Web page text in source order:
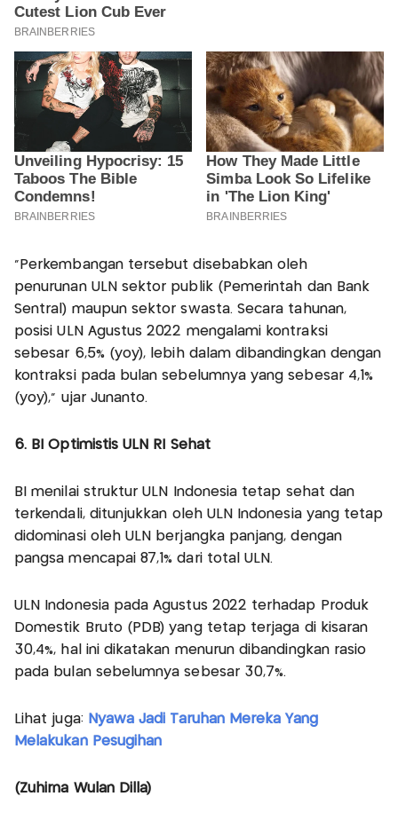
"Perkembangan tersebut disebabkan oleh
penurunan ULN sektor publik (Pemerintah dan Bank
Sentral) maupun sektor swasta. Secara tahunan,
posisi ULN Agustus 2022 mengalami kontraksi
sebesar 6,5% (yoy), lebih dalam dibandingkan dengan
kontraksi pada bulan sebelumnya yang sebesar 4,1%
(yoy)," ujar Junanto.
6. BI Optimistis ULN RI Sehat
BI menilai struktur ULN Indonesia tetap sehat dan
terkendali, ditunjukkan oleh ULN Indonesia yang tetap
didominasi oleh ULN berjangka panjang, dengan
pangsa mencapai 87,1% dari total ULN.
ULN Indonesia pada Agustus 2022 terhadap Produk
Domestik Bruto (PDB) yang tetap terjaga di kisaran
30,4%, hal ini dikatakan menurun dibandingkan rasio
pada bulan sebelumnya sebesar 30,7%.
Lihat juga: Nyawa Jadi Taruhan Mereka Yang
Melakukan Pesugihan
(Zuhirna Wulan Dilla)